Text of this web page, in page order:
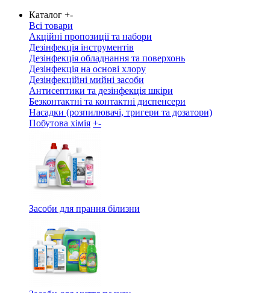
Каталог +-
Всі товари
Акційні пропозиції та набори
Дезінфекція інструментів
Дезінфекція обладнання та поверхонь
Дезінфекція на основі хлору
Дезінфекційні мийні засоби
Антисептики та дезінфекція шкіри
Безконтактні та контактні диспенсери
Насадки (розпилювачі, тригери та дозатори)
Побутова хімія +-
Засоби для прання білизни